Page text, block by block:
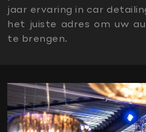
jaar ervaring in car
het juiste adres om uw
te brengen.